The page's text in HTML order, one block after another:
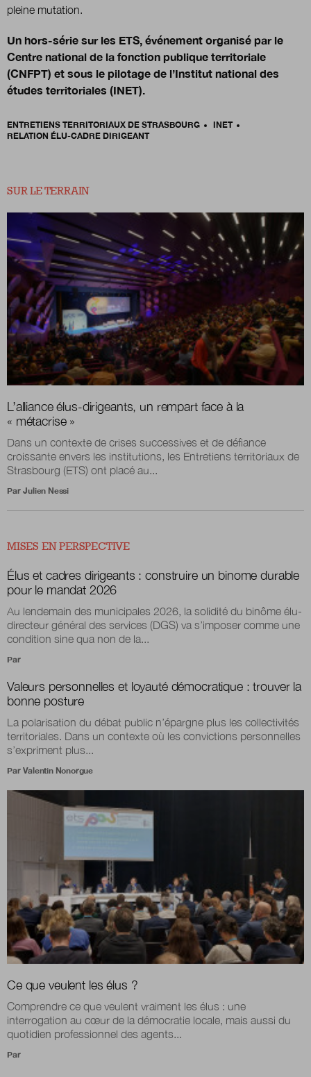
pleine mutation.
Un hors-série sur les ETS, événement organisé par le
Centre national de la fonction publique territoriale
(CNFPT) et sous le pilotage de l’Institut national des
études territoriales (INET).
ENTRETIENS TERRITORIAUX DE STRASBOURG
INET
RELATION ÉLU-CADRE DIRIGEANT
SUR LE TERRAIN
L’alliance élus-dirigeants, un rempart face à la
« métacrise »
Dans un contexte de crises successives et de défiance
croissante envers les institutions, les Entretiens territoriaux de
Strasbourg (ETS) ont placé au...
Par Julien Nessi
MISES EN PERSPECTIVE
Élus et cadres dirigeants : construire un binome durable
pour le mandat 2026
Au lendemain des municipales 2026, la solidité du binôme élu-
directeur général des services (DGS) va s’imposer comme une
condition sine qua non de la...
Par
Valeurs personnelles et loyauté démocratique : trouver la
bonne posture
La polarisation du débat public n’épargne plus les collectivités
territoriales. Dans un contexte où les convictions personnelles
s’expriment plus...
Par Valentin Nonorgue
Ce que veulent les élus ?
Comprendre ce que veulent vraiment les élus : une
interrogation au cœur de la démocratie locale, mais aussi du
quotidien professionnel des agents...
Par